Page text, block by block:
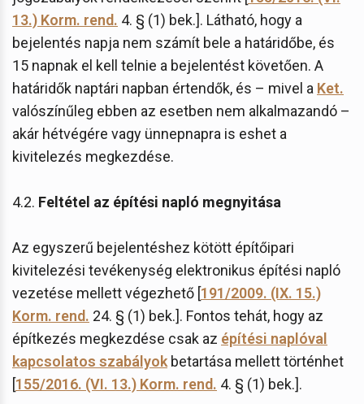
13.) Korm. rend. 4. § (1) bek.]. Látható, hogy a
bejelentés napja nem számít bele a határidőbe, és
15 napnak el kell telnie a bejelentést követően. A
határidők naptári napban értendők, és – mivel a Ket.
valószínűleg ebben az esetben nem alkalmazandó –
akár hétvégére vagy ünnepnapra is eshet a
kivitelezés megkezdése.
4.2. Feltétel az építési napló megnyitása
Az egyszerű bejelentéshez kötött építőipari
kivitelezési tevékenység elektronikus építési napló
vezetése mellett végezhető [191/2009. (IX. 15.)
Korm. rend. 24. § (1) bek.]. Fontos tehát, hogy az
építkezés megkezdése csak az építési naplóval
kapcsolatos szabályok betartása mellett történhet
[155/2016. (VI. 13.) Korm. rend. 4. § (1) bek.].